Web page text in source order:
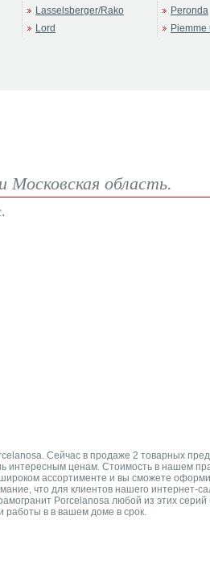
Lasselsberger/Rako
Lord
Peronda
Piemme
область.
Сейчас в продаже 2 товарных
интересным ценам. Стоимость в нашем
ассортименте и вы сможете
что для клиентов нашего интернет-
Porcelanosa любой из этих
работы в в вашем доме в срок.